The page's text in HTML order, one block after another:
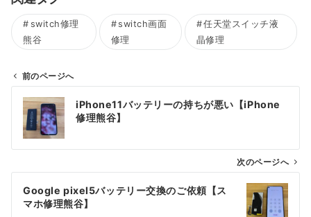
switch修理
熊谷
switch画面
修理
任天堂スイッチ液
晶修理
ビ
前のページへ
iPhone11バッテリーの持ちが悪い【iPhone
修理熊谷】
次のページへ
Google pixel5バッテリー交換のご依頼【ス
マホ修理熊谷】